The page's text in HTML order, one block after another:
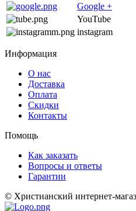
Google +
YouTube
instagram
Информация
О нас
Доставка
Оплата
Скидки
Контакты
Помощь
Как заказать
Вопросы и ответы
Гарантии
© Христианский интернет-